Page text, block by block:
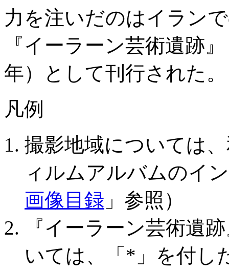
力を注いだのはイラン
『イーラーン芸術遺跡
年）として刊行された。
凡例
撮影地域については
ィルムアルバムのイ
画像目録 」参照）
『イーラーン芸術遺
いては、「*」を付し